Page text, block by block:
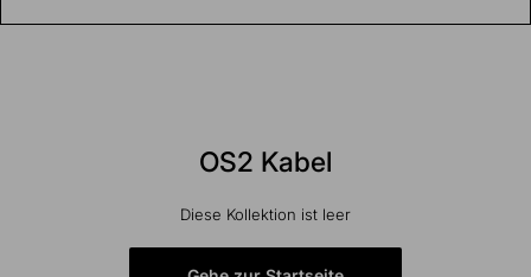
OS2 Kabel
Diese Kollektion ist leer